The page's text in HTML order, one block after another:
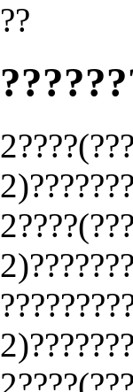
??
2????(???
2????(???
2????(???